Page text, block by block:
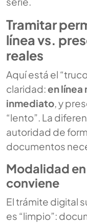
Tramitar
línea vs.
reales
Aquí está el
claridad:en línea
inmediato , y
“lento”. La
autoridad de
documentos
Modalidad
conviene
El trámite digital
es “limpio”: